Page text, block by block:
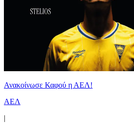
Ανακοίνωσε Καφού η ΑΕΛ!
ΑΕΛ
|